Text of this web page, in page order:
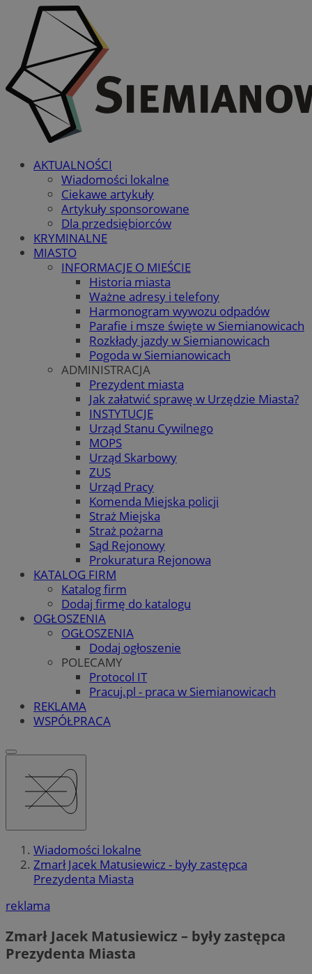
AKTUALNOŚCI
Wiadomości lokalne
Ciekawe artykuły
Artykuły sponsorowane
Dla przedsiębiorców
KRYMINALNE
MIASTO
INFORMACJE O MIEŚCIE
Historia miasta
Ważne adresy i telefony
Harmonogram wywozu odpadów
Parafie i msze święte w Siemianowicach
Rozkłady jazdy w Siemianowicach
Pogoda w Siemianowicach
ADMINISTRACJA
Prezydent miasta
Jak załatwić sprawę w Urzędzie Miasta?
INSTYTUCJE
Urząd Stanu Cywilnego
MOPS
Urząd Skarbowy
ZUS
Urząd Pracy
Komenda Miejska policji
Straż Miejska
Straż pożarna
Sąd Rejonowy
Prokuratura Rejonowa
KATALOG FIRM
Katalog firm
Dodaj firmę do katalogu
OGŁOSZENIA
OGŁOSZENIA
Dodaj ogłoszenie
POLECAMY
Protocol IT
Pracuj.pl - praca w Siemianowicach
REKLAMA
WSPÓŁPRACA
Wiadomości lokalne
Zmarł Jacek Matusiewicz - były zastępca
Prezydenta Miasta
reklama
Zmarł Jacek Matusiewicz – były zastępca
Prezydenta Miasta